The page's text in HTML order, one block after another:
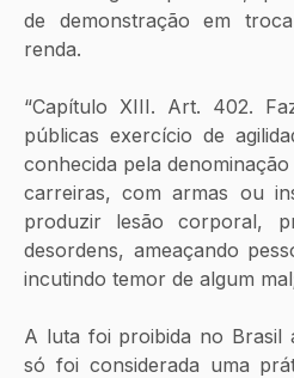
de demonstração em
renda.
“Capítulo XIII. Art. 402.
públicas exercício de
conhecida pela
carreiras, com armas ou
produzir lesão corporal,
desordens, ameaçando
incutindo temor de algum
A luta foi proibida no Brasil
só foi considerada uma